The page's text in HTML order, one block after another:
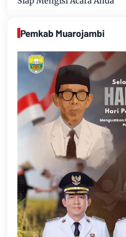
Pemkab Muarojambi